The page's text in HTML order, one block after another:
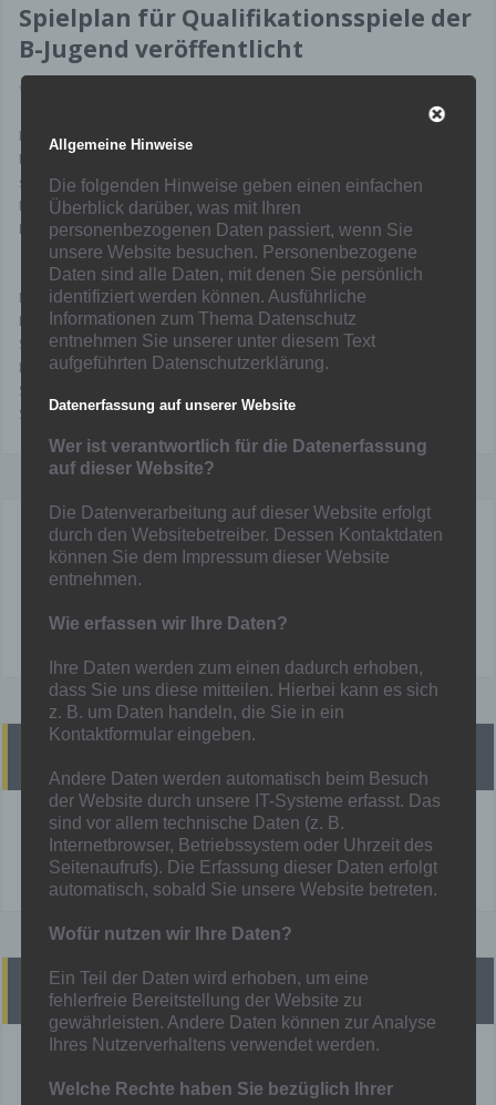
Spielplan für Qualifikationsspiele der
B-Jugend veröffentlicht
Von
Die Gruppen zur Qualifikation zur Leistungsklasse (demnächst
Kreisliga A) sowie der Spielplan wurden veröffentlicht. Die Löwen
spielen in der Gruppe 1 mit TSV Heimaterde Mülheim 7. Platz LK,
Duisburger SV 1900, 1. Platz KK DU-Nord/DIN, Dümptener TV, 3.
Platz KK DU-Süd/MH, und Eintracht Walsum, 3. Platz KK DU-Nord/DIN.
Die Termine:
Mittwoch 10.06.26 18:30 Uhr TSV Heimaterde Mülheim – SF
Hamborn 07
Sonntag 14.06.26 11:00 Uhr SF Hamborn 07 – Duisburger SV 1900
Mittwoch 17.06.26 18:30 Uhr Dümptener TV 85 – SF Hamborn 07
Sonntag 21.06.26 11:00 Uhr SF Hamborn 07 – Eintracht Walsum
Sonntag 28.06.26 spielfrei
Mainka
!! Heute finden KEINE Spiele statt !!
Mehr unter:Spielplan
Presse
Hamborn 07 macht in Niederwenigern wieder einen Schritt
Allgemeine Hinweise
Die folgenden Hinweise geben einen einfachen
Überblick darüber, was mit Ihren
personenbezogenen Daten passiert, wenn Sie
unsere Website besuchen. Personenbezogene
Daten sind alle Daten, mit denen Sie persönlich
identifiziert werden können. Ausführliche
Informationen zum Thema Datenschutz
entnehmen Sie unserer unter diesem Text
aufgeführten Datenschutzerklärung.
Datenerfassung auf unserer Website
Wer ist verantwortlich für die Datenerfassung
auf dieser Website?
Die Datenverarbeitung auf dieser Website erfolgt
durch den Websitebetreiber. Dessen Kontaktdaten
können Sie dem Impressum dieser Website
entnehmen.
Wie erfassen wir Ihre Daten?
Ihre Daten werden zum einen dadurch erhoben,
dass Sie uns diese mitteilen. Hierbei kann es sich
z. B. um Daten handeln, die Sie in ein
Kontaktformular eingeben.
Andere Daten werden automatisch beim Besuch
der Website durch unsere IT-Systeme erfasst. Das
sind vor allem technische Daten (z. B.
Internetbrowser, Betriebssystem oder Uhrzeit des
Seitenaufrufs). Die Erfassung dieser Daten erfolgt
automatisch, sobald Sie unsere Website betreten.
Wofür nutzen wir Ihre Daten?
Ein Teil der Daten wird erhoben, um eine
fehlerfreie Bereitstellung der Website zu
gewährleisten. Andere Daten können zur Analyse
Ihres Nutzerverhaltens verwendet werden.
Welche Rechte haben Sie bezüglich Ihrer